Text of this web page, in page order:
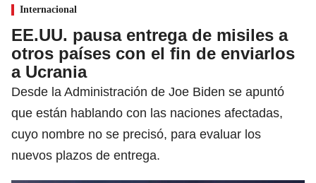
Internacional
EE.UU. pausa entrega de misiles a
otros países con el fin de enviarlos
a Ucrania
Desde la Administración de Joe Biden se apuntó
que están hablando con las naciones afectadas,
cuyo nombre no se precisó, para evaluar los
nuevos plazos de entrega.